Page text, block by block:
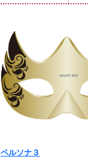
ペルソナ３